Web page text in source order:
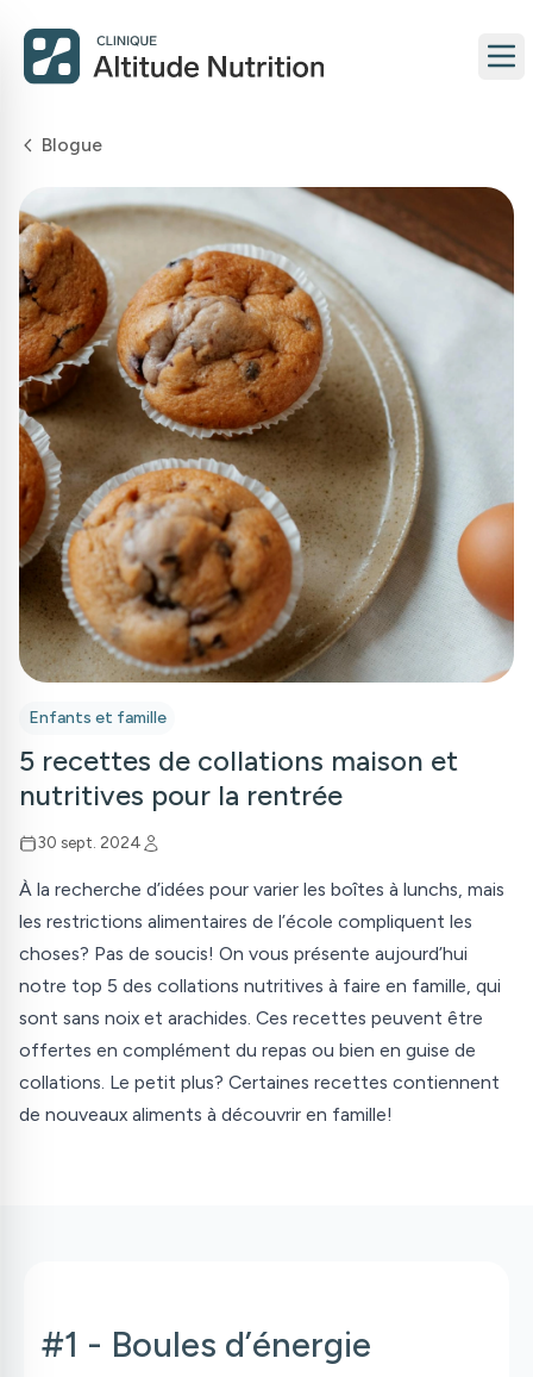
Blogue
Enfants et famille
5 recettes de collations maison et
nutritives pour la rentrée
30 sept. 2024
À la recherche d’idées pour varier les boîtes à lunchs, mais
les restrictions alimentaires de l’école compliquent les
choses? Pas de soucis! On vous présente aujourd’hui
notre top 5 des collations nutritives à faire en famille, qui
sont sans noix et arachides. Ces recettes peuvent être
offertes en complément du repas ou bien en guise de
collations. Le petit plus? Certaines recettes contiennent
de nouveaux aliments à découvrir en famille!
#1 - Boules d’énergie